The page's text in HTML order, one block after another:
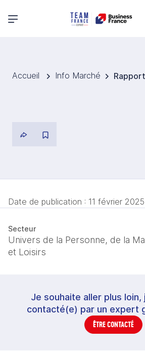
Menu principal
Accueil Info Marché
Date de publication : 11 février 2025
Secteur
Univers de la Personne, de la
et Loisirs
Je souhaite aller plus
contacté(e) par un expert
ÊTRE CONTACTÉ